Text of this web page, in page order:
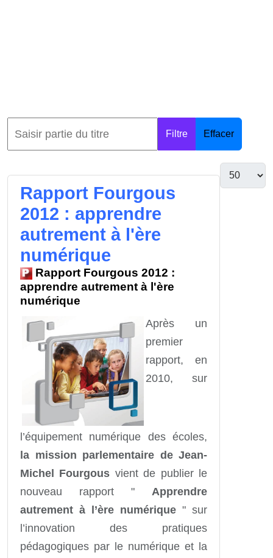
Filtre Effacer
Rapport Fourgous
2012 : apprendre
autrement à l'ère
numérique
Rapport Fourgous 2012 :
apprendre autrement à l'ère
numérique
Après un
premier
rapport, en
2010, sur
l’équipement numérique des écoles,
la mission parlementaire de Jean-
Michel Fourgous vient de publier le
nouveau rapport " Apprendre
autrement à l’ère numérique " sur
l’innovation des pratiques
pédagogiques par le numérique et la